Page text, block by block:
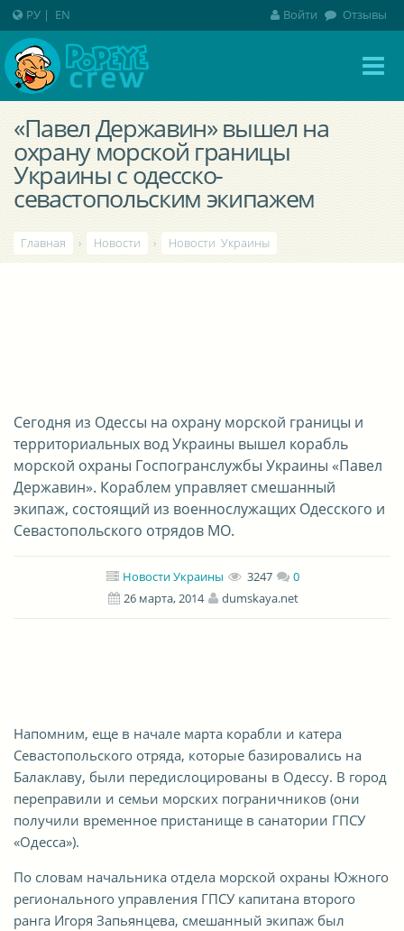
«Павел Державин» вышел на
охрану морской границы
Украины с одесско-
севастопольским экипажем
Главная › Новости › Новости Украины
Сегодня из Одессы на охрану морской границы и
территориальных вод Украины вышел корабль
морской охраны Госпогранслужбы Украины «Павел
Державин». Кораблем управляет смешанный
экипаж, состоящий из военнослужащих Одесского и
Севастопольского отрядов МО.
Новости Украины 3247
0
26 марта, 2014
dumskaya.net
Напомним, еще в начале марта корабли и катера
Севастопольского отряда, которые базировались на
Балаклаву, были передислоцированы в Одессу. В город
переправили и семьи морских пограничников (они
получили временное пристанище в санатории ГПСУ
«Одесса»).
По словам начальника отдела морской охраны Южного
регионального управления ГПСУ капитана второго
ранга Игоря Запьянцева, смешанный экипаж был
РУ | EN Войти Отзывы